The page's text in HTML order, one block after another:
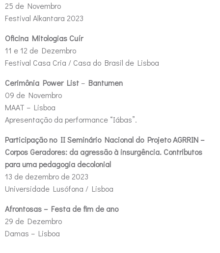
25 de Novembro
Festival Alkantara 2023
Oficina Mitologias Cuír
11 e 12 de Dezembro
Festival Casa Cria / Casa do Brasil de Lisboa
Cerimônia Power List – Bantumen
09 de Novembro
MAAT – Lisboa
Apresentação da performance “Iábas”.
Participação no II Seminário Nacional do Projeto AGRRIN –
Corpos Geradores: da agressão à insurgência. Contributos
para uma pedagogia decolonial
13 de dezembro de 2023
Universidade Lusófona / Lisboa
Afrontosas – Festa de fim de ano
29 de Dezembro
Damas – Lisboa